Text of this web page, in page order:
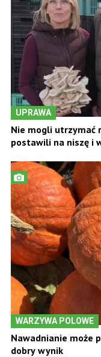
UPRAWA
Nie mogli utrzymać
postawili na niszę i
WARZYWA POLOWE
Nawadnianie może
dobry wynik